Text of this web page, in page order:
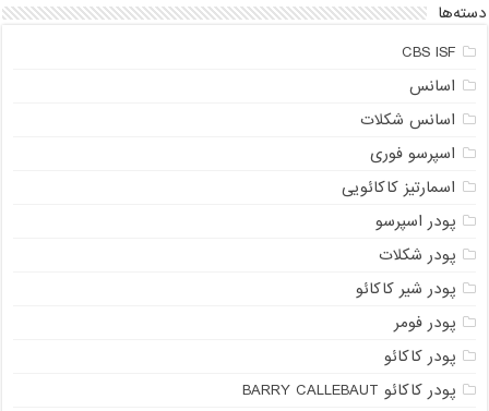
دسته‌ها
CBS ISF
اسانس
اسانس شکلات
اسپرسو فوری
اسمارتیز کاکائویی
پودر اسپرسو
پودر شکلات
پودر شیر کاکائو
پودر فومر
پودر کاکائو
پودر کاکائو BARRY CALLEBAUT